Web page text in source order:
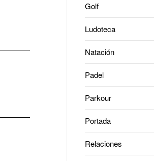
Golf
Ludoteca
Natación
Padel
Parkour
Portada
Relaciones